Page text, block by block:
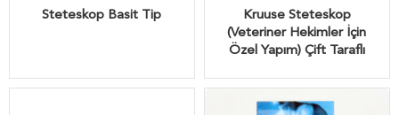
Steteskop Basit Tip
Kruuse Steteskop
(Veteriner Hekimler İçin
Özel Yapım) Çift Taraflı